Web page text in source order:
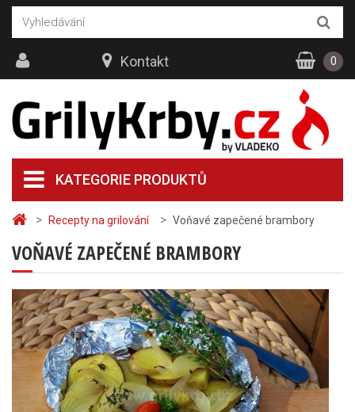
> Recepty na grilování > Voňavé zapečené brambory
VOŇAVÉ ZAPEČENÉ BRAMBORY
KATEGORIE PRODUKTŮ
Kontakt 0